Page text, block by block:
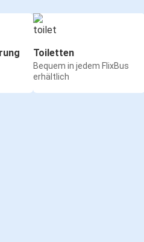
Toiletten
Bequem in jedem FlixBus
erhältlich